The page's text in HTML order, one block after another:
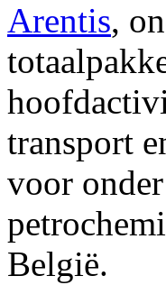
Arentis,
transport
voor
België.